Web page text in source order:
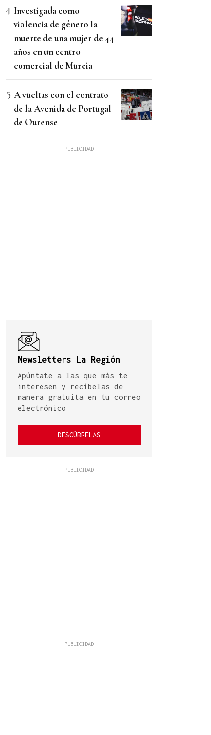
Investigada como
violencia de género la
muerte de una mujer de 44
años en un centro
comercial de Murcia
A vueltas con el contrato
de la Avenida de Portugal
de Ourense
Newsletters La Región
Apúntate a las que más te
interesen y recíbelas de
manera gratuita en tu correo
electrónico
DESCÚBRELAS